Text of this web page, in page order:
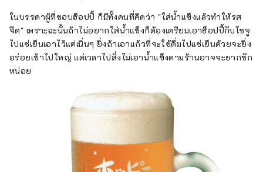
ในบรรดาผู้ที่ชอบฮ็อปปี้ ก็มีทั้งคนที่คิดว่า "ใส่น้ำแข็งแล้วทำให้รส
จืด" เพราะฉะนั้นถ้าไม่อยากใส่น้ำแข็งก็ต้องเตรียมเอาฮ็อปปี้กับโชจู
ไปแช่เย็นเอาไว้แต่เนิ่นๆ ยิ่งถ้าเอาแก้วที่จะใช้ดื่มไปแช่เย็นด้วยจะยิ่ง
อร่อยเข้าไปใหญ่ แต่เวลาไปสั่งไม่เอาน้ำแข็งตามร้านอาจจะยากซัก
หน่อย